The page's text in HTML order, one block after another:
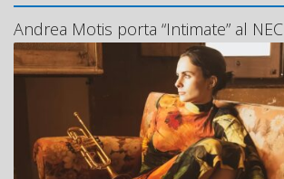
Andrea Motis porta “Intimate” al NEC